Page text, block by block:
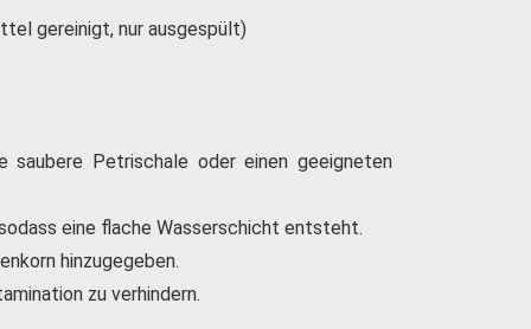
gereinigt, nur ausgespült)
Petrischale oder einen geeigneten
eine flache Wasserschicht entsteht.
hinzugegeben.
zu verhindern.